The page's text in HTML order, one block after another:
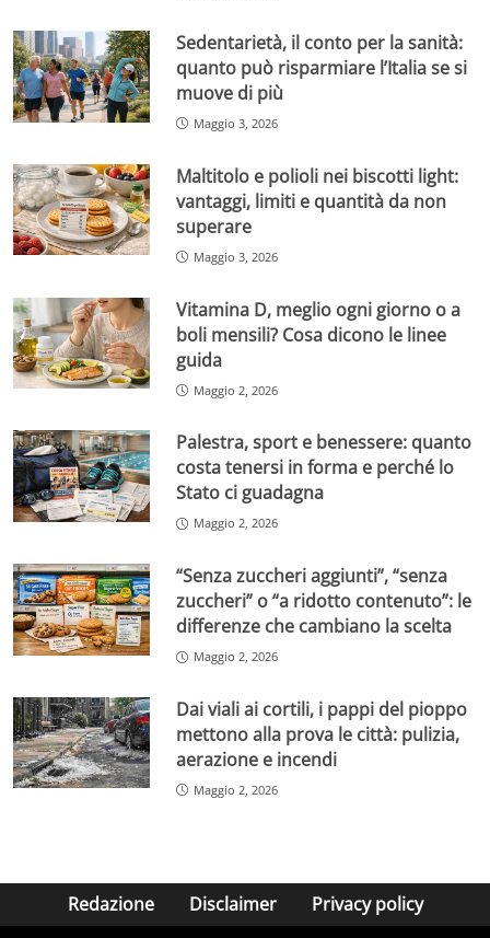
Sedentarietà, il conto per la sanità:
quanto può risparmiare l’Italia se si
muove di più
Maggio 3, 2026
Maltitolo e polioli nei biscotti light:
vantaggi, limiti e quantità da non
superare
Maggio 3, 2026
Vitamina D, meglio ogni giorno o a
boli mensili? Cosa dicono le linee
guida
Maggio 2, 2026
Palestra, sport e benessere: quanto
costa tenersi in forma e perché lo
Stato ci guadagna
Maggio 2, 2026
“Senza zuccheri aggiunti”, “senza
zuccheri” o “a ridotto contenuto”: le
differenze che cambiano la scelta
Maggio 2, 2026
Dai viali ai cortili, i pappi del pioppo
mettono alla prova le città: pulizia,
aerazione e incendi
Maggio 2, 2026
Redazione Disclaimer Privacy policy